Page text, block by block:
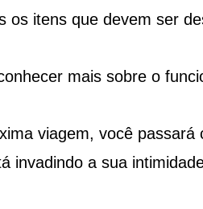
os itens que devem ser
mais sobre o
viagem, você
invadindo a sua